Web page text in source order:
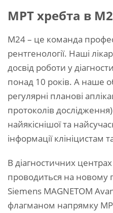
МРТ хребта в
М24 – це команда
рентгенології. Наші
досвід роботи у
понад 10 років. А наше
регулярні планові
протоколів
найякіснішої та
інформації клініцистам
В діагностичних
проводиться на
Siemens MAGNETOM
флагманом напрямку